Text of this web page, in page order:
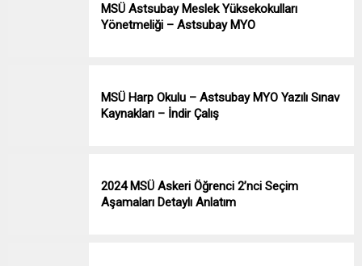
MSÜ Astsubay Meslek Yüksekokulları
Yönetmeliği – Astsubay MYO
MSÜ Harp Okulu – Astsubay MYO Yazılı Sınav
Kaynakları – İndir Çalış
2024 MSÜ Askeri Öğrenci 2’nci Seçim
Aşamaları Detaylı Anlatım